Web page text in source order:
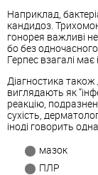
Наприклад,
кандидоз.
гонорея важливі
бо без
Герпес взагалі
Діагностика також
виглядають як
реакцію,
сухість,
іноді говорить
мазок
ПЛР